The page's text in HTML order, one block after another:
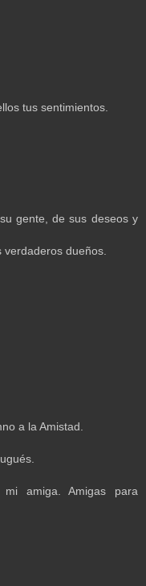
tus sentimientos.
gente, de sus deseos y
dueños.
a la Amistad.
amiga. Amigas para